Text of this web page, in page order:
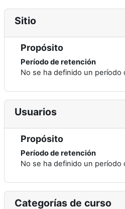
Sitio
Propósito
Período de retención
No se ha definido un período
Usuarios
Propósito
Período de retención
No se ha definido un período
Categorías de curso